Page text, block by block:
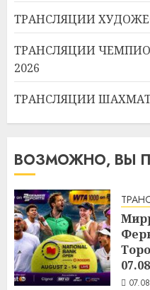
ТРАНСЛЯЦИИ
ТРАНСЛЯЦИИ
2026
ТРАНСЛЯЦИИ
ВОЗМОЖНО, ВЫ